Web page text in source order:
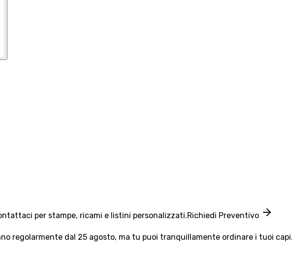
per stampe, ricami e listini personalizzati.Richiedi Preventivo
regolarmente dal 25 agosto, ma tu puoi tranquillamente ordinare i tuoi